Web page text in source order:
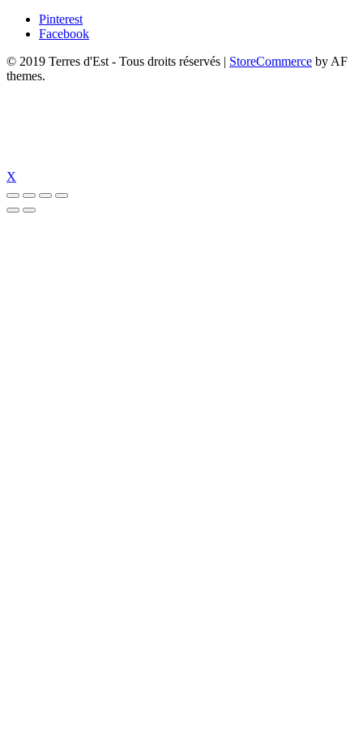
Pinterest
Facebook
© 2019 Terres d'Est - Tous droits réservés
StoreCommerce by AF
themes.
X